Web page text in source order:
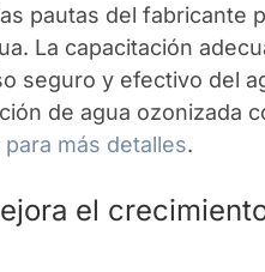
pautas del fabricante
La capacitación
seguro y efectivo del
de agua ozonizada
más detalles.
el